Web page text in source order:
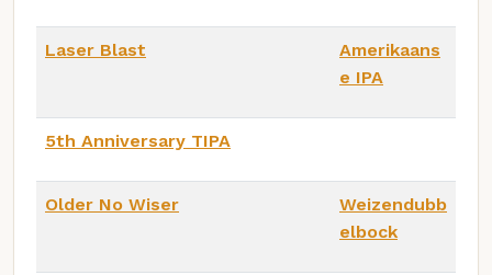
Laser Blast
Amerikaans
e IPA
5th Anniversary TIPA
Older No Wiser
Weizendubb
elbock